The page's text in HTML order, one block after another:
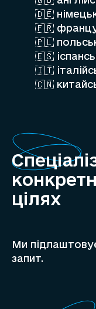
🇩🇪
🇫🇷
🇵🇱
🇪🇸
🇮🇹
🇨🇳
цілях
Ми
запит.